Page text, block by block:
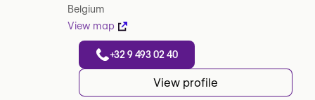
Belgium
View map
+32 9 493 02 40
View profile